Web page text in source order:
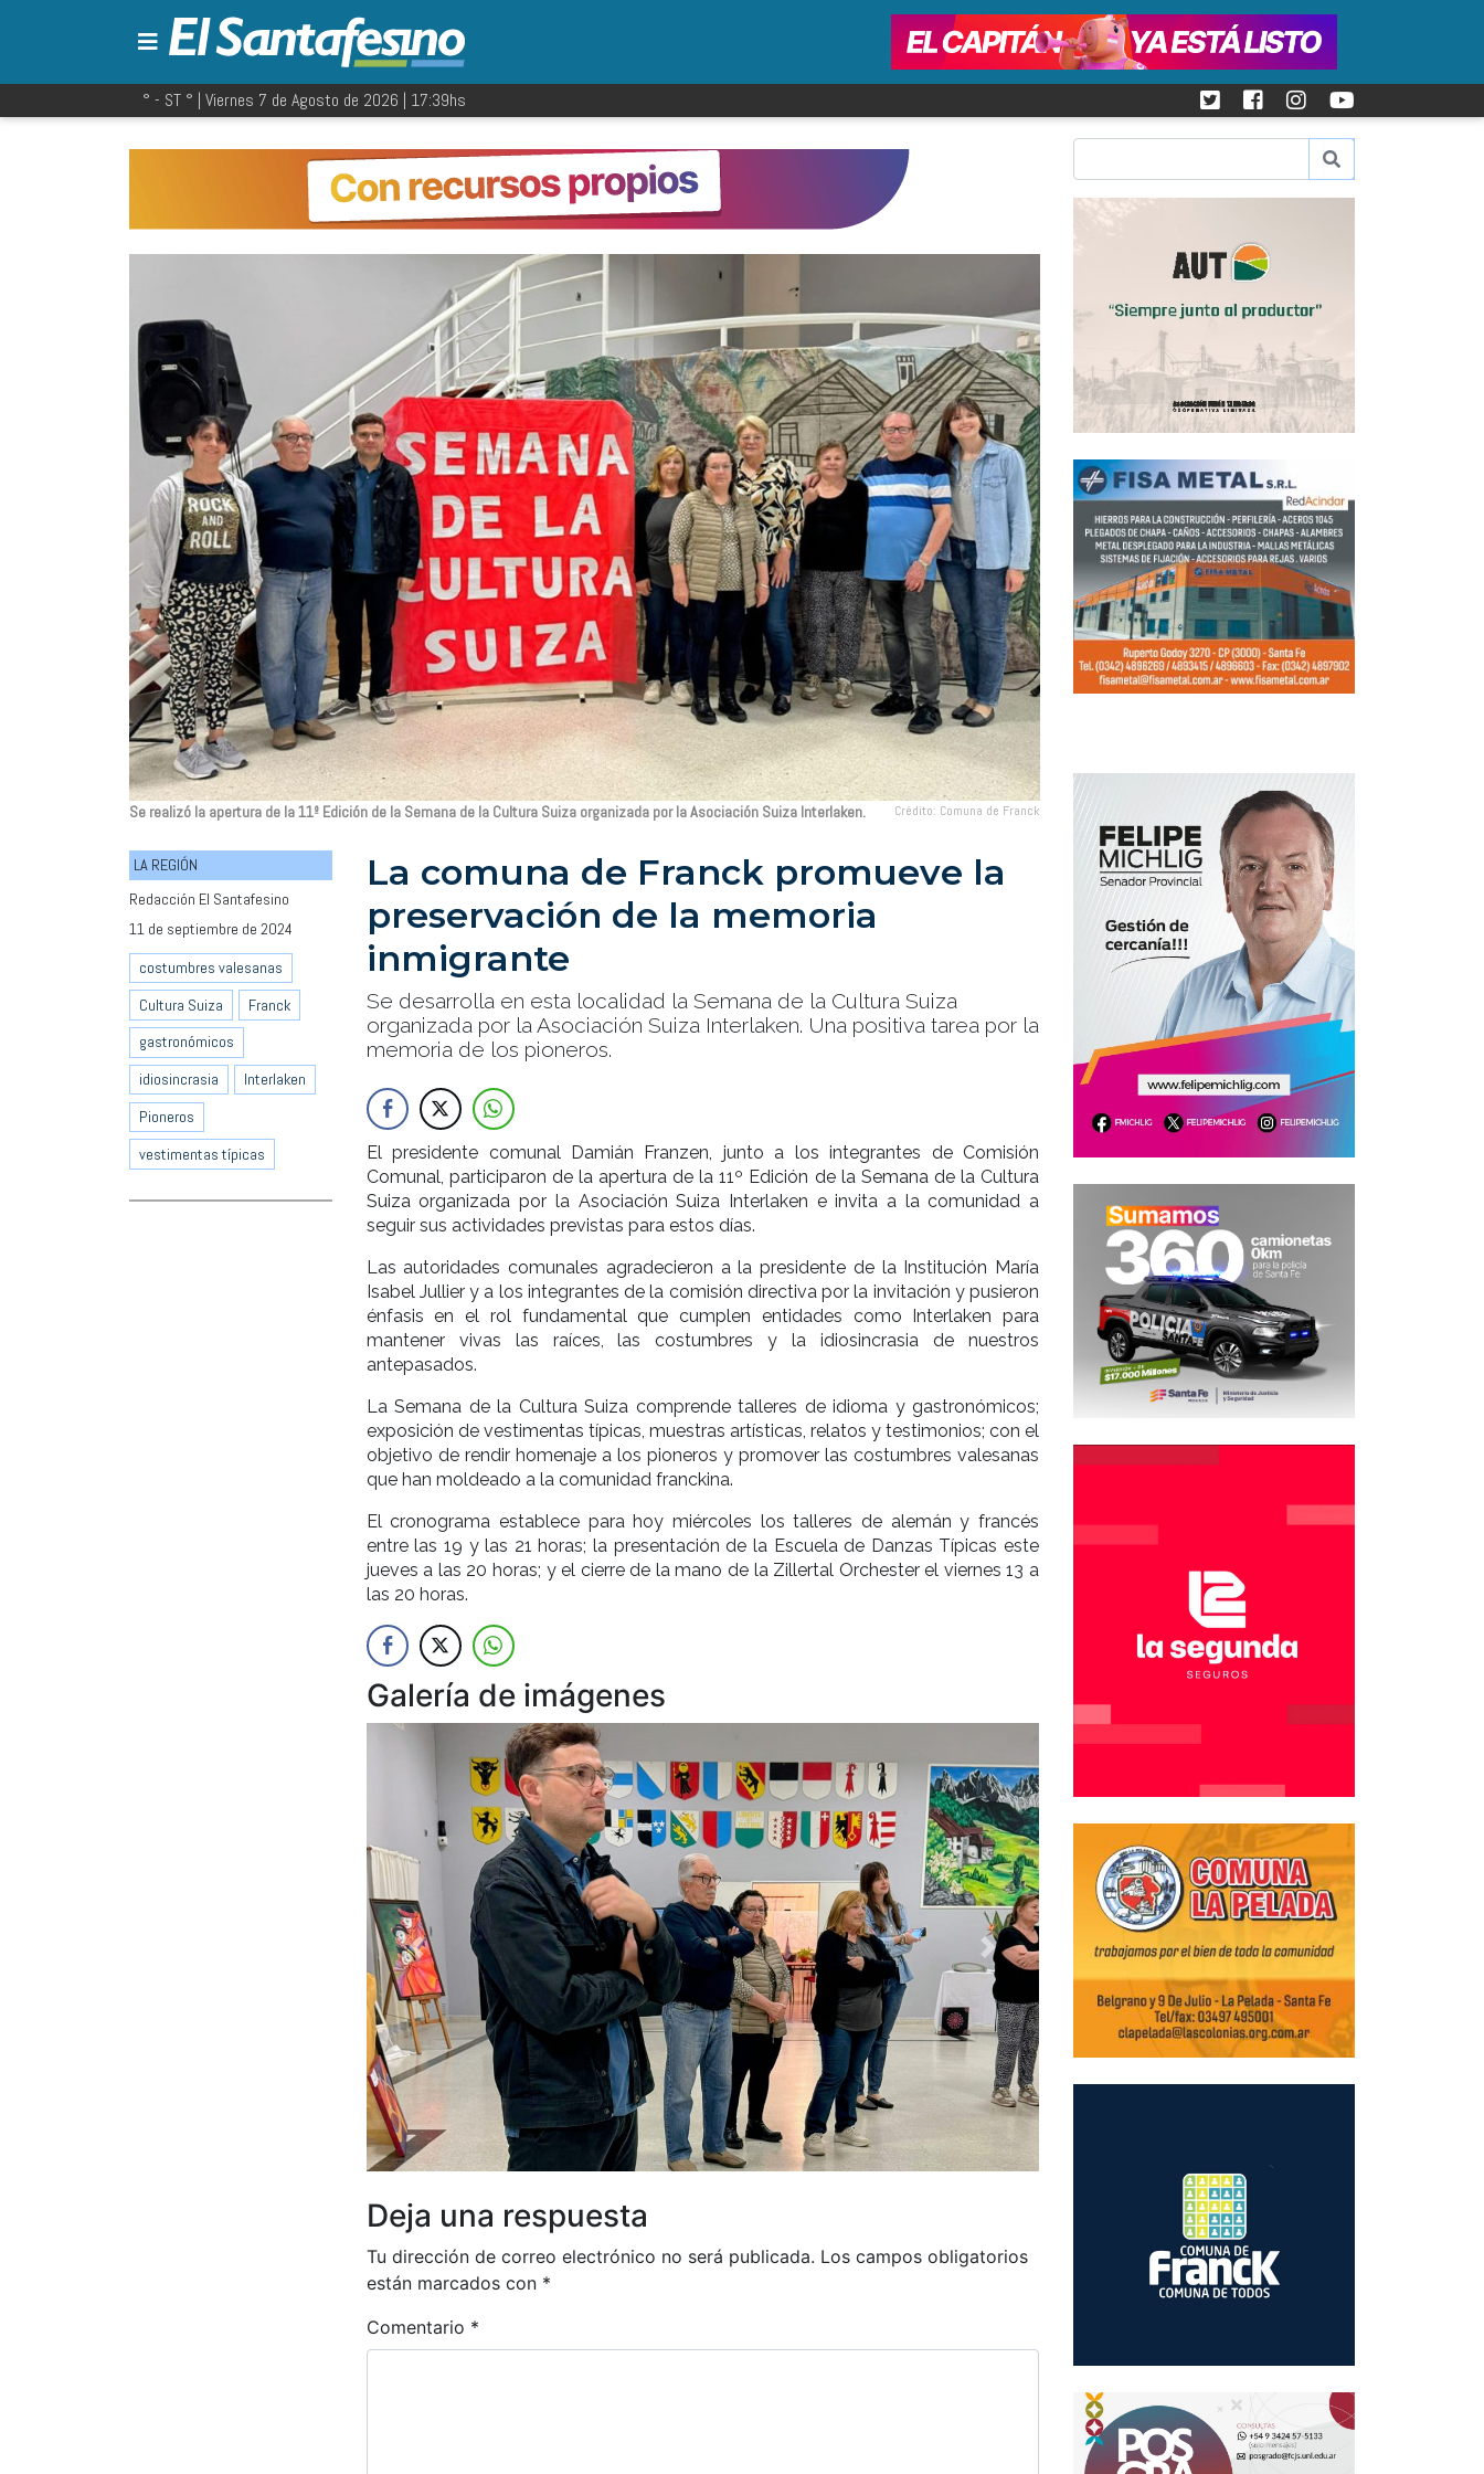
° - ST ° | Viernes 7 de Agosto de 2026 | 17:39hs
Se realizó la apertura de la 11º Edición de la Semana de la Cultura Suiza organizada por la Asociación Suiza Interlaken. Crédito: Comuna de Franck
LA REGIÓN
Redacción El Santafesino
11 de septiembre de 2024
costumbres valesanas
Cultura Suiza
Franck
gastronómicos
idiosincrasia
Interlaken
Pioneros
vestimentas típicas
La comuna de Franck promueve la
preservación de la memoria
inmigrante
Se desarrolla en esta localidad la Semana de la Cultura Suiza
organizada por la Asociación Suiza Interlaken. Una positiva tarea por la
memoria de los pioneros.
El presidente comunal Damián Franzen, junto a los integrantes de Comisión
Comunal, participaron de la apertura de la 11º Edición de la Semana de la Cultura
Suiza organizada por la Asociación Suiza Interlaken e invita a la comunidad a
seguir sus actividades previstas para estos días.
Las autoridades comunales agradecieron a la presidente de la Institución María
Isabel Jullier y a los integrantes de la comisión directiva por la invitación y pusieron
énfasis en el rol fundamental que cumplen entidades como Interlaken para
mantener vivas las raíces, las costumbres y la idiosincrasia de nuestros
antepasados.
La Semana de la Cultura Suiza comprende talleres de idioma y gastronómicos;
exposición de vestimentas típicas, muestras artísticas, relatos y testimonios; con el
objetivo de rendir homenaje a los pioneros y promover las costumbres valesanas
que han moldeado a la comunidad franckina.
El cronograma establece para hoy miércoles los talleres de alemán y francés
entre las 19 y las 21 horas; la presentación de la Escuela de Danzas Típicas este
jueves a las 20 horas; y el cierre de la mano de la Zillertal Orchester el viernes 13 a
las 20 horas.
Galería de imágenes
Anterior Siguiente
Deja una respuesta
Tu dirección de correo electrónico no será publicada. Los campos obligatorios
están marcados con *
Comentario *